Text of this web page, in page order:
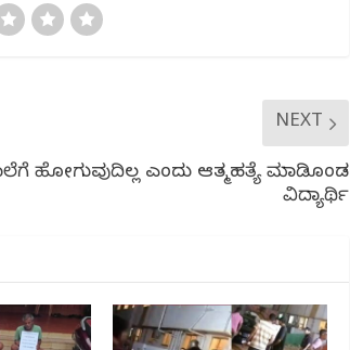
NEXT
ಹೋಗುವುದಿಲ್ಲ ಎಂದು ಆತ್ಮಹತ್ಯೆ ಮಾಡಿಕೊಂಡ
ವಿದ್ಯಾರ್ಥಿ